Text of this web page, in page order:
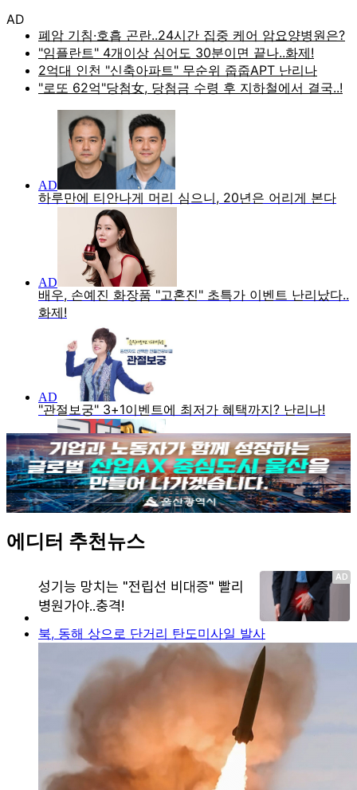
AD
에디터 추천뉴스
북, 동해 상으로 단거리 탄도미사일 발사